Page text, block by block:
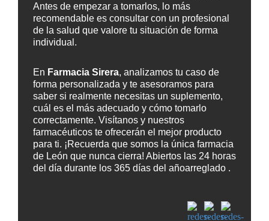
Antes de empezar a tomarlos, lo más
recomendable es consultar con un profesional
de la salud que valore tu situación de forma
individual.
En Farmacia Sirera, analizamos tu caso de
forma personalizada y te asesoramos para
saber si realmente necesitas un suplemento,
cuál es el más adecuado y cómo tomarlo
correctamente. Visítanos y nuestros
farmacéuticos te ofrecerán el mejor producto
para ti. ¡Recuerda que somos la única farmacia
de León que nunca cierra! Abiertos las 24 horas
del día durante los 365 días del añoarreglado .